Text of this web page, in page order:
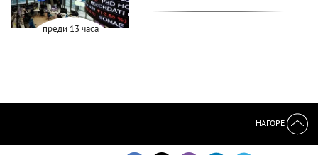
преди 13 часа
НАГОРЕ